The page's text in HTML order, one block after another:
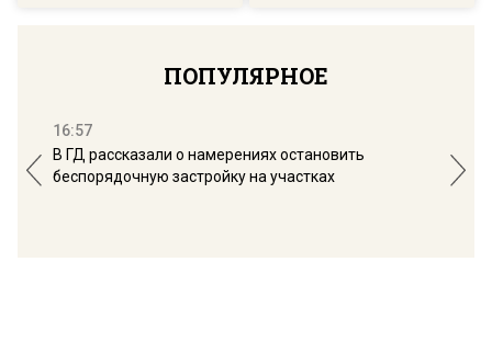
ПОПУЛЯРНОЕ
16:57
В ГД рассказали о намерениях остановить
беспорядочную застройку на участках